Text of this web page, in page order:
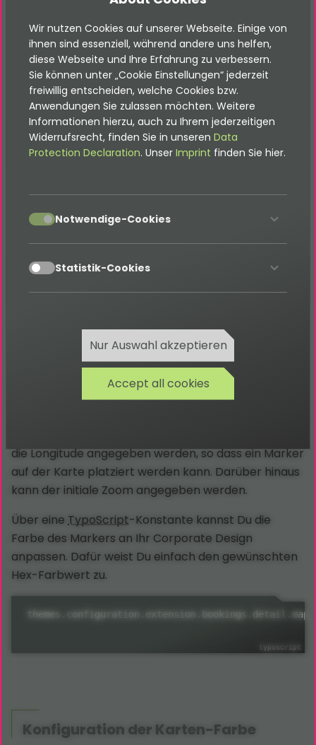
Die Einbindung der Google-MapsAPI kann über zwei
TypoScript-Konstanten konfiguriert werden. Über
die erste Konstante apiKey gibst Du den Google-
MapsAPI-Key an.
themes.configuration .javascript.google
Über eine zweite Konstante können weitere
Libraries, wie z.B. die Places-Library für die Einbindung
definiert werden.
themes.configuration.javascript .places
Konfiguration der Map-Marker
die Longitude angegeben werden, so dass ein Marker
auf der Karte platziert werden kann. Darüber hinaus
kann der initiale Zoom angegeben werden.
Über eine TypoScript-Konstante kannst Du die
Farbe des Markers an Ihr Corporate Design
anpassen. Dafür weist Du einfach den gewünschten
Hex-Farbwert zu.
themes configuration extension bookings detail map
Konfiguration der Karten-Farbe
Wir nutzen Cookies auf unserer Webseite. Einige von
ihnen sind essenziell, während andere uns helfen,
diese Webseite und Ihre Erfahrung zu verbessern.
Sie können unter „Cookie Einstellungen“ jederzeit
freiwillig entscheiden, welche Cookies bzw.
Anwendungen Sie zulassen möchten. Weitere
Informationen hierzu, auch zu Ihrem jederzeitigen
Widerrufsrecht, finden Sie in unseren Data
Protection Declaration. Unser Imprint finden Sie hier.
accept Notwendige-Cookies
accept Statistik-Cookies
Nur Auswahl akzeptieren
Accept all cookies